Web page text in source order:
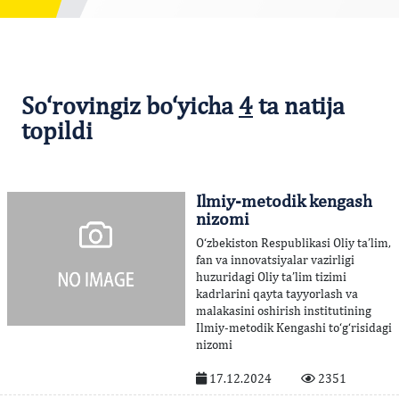
So‘rovingiz bo‘yicha 4ta natija
topildi
Ilmiy-metodik kengash
nizomi
O‘zbekiston Respublikasi Oliy ta’lim,
fan va innovatsiyalar vazirligi
huzuridagi Oliy ta’lim tizimi
kadrlarini qayta tayyorlash va
malakasini oshirish institutining
Ilmiy-metodik Kengashi to‘g‘risidagi
nizomi
17.12.2024 2351